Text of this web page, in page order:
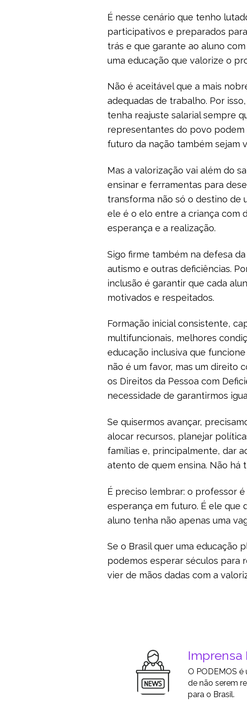
É nesse cenário que tenho
participativos e preparados
trás e que garante ao aluno
uma educação que valorize o
Não é aceitável que a mais
adequadas de trabalho. Por
tenha reajuste salarial sempre
representantes do povo podem
futuro da nação também sejam
Mas a valorização vai além do
ensinar e ferramentas para
transforma não só o destino de
ele é o elo entre a criança com
esperança e a realização.
Sigo firme também na defesa
autismo e outras deficiências.
inclusão é garantir que cada
motivados e respeitados.
Formação inicial consistente,
multifuncionais, melhores
educação inclusiva que
não é um favor, mas um direito
os Direitos da Pessoa com
necessidade de garantirmos
Se quisermos avançar,
alocar recursos, planejar
famílias e, principalmente, dar
atento de quem ensina. Não há
É preciso lembrar: o professor
esperança em futuro. É ele que
aluno tenha não apenas uma
Se o Brasil quer uma educação
podemos esperar séculos para
vier de mãos dadas com a
Imprensa
O PODEMOS
de não serem
para o Brasil.